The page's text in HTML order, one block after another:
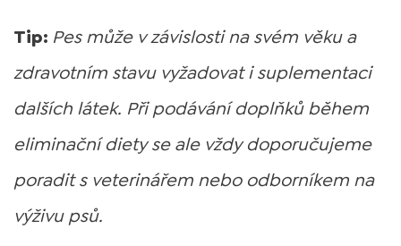
Tip: Pes může v závislosti na svém věku a
zdravotním stavu vyžadovat i suplementaci
dalších látek. Při podávání doplňků během
eliminační diety se ale vždy doporučujeme
poradit s veterinářem nebo odborníkem na
výživu psů.